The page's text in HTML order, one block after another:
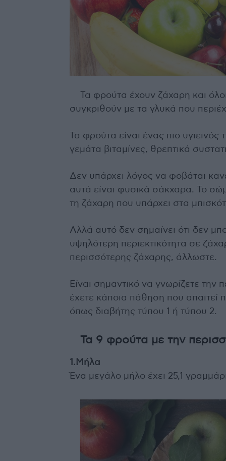
Τα φρούτα έχουν ζάχαρη και
συγκριθούν με τα γλυκά που
Τα φρούτα είναι ένας πιο
γεμάτα βιταμίνες, θρεπτικά
Δεν υπάρχει λόγος να φοβάται
αυτά είναι φυσικά σάκχαρα. Το
τη ζάχαρη που υπάρχει στα
Αλλά αυτό δεν σημαίνει ότι δεν
υψηλότερη περιεκτικότητα σε
περισσότερης ζάχαρης, άλλωστε.
Είναι σημαντικό να γνωρίζετε την
έχετε κάποια πάθηση που
όπως διαβήτης τύπου 1 ή τύπου 2.
Τα 9 φρούτα με την
1.Μήλα
Ένα μεγάλο μήλο έχει 25,1